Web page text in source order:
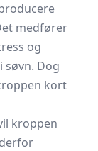
medfører
og
søvn. Dog
kort
kroppen